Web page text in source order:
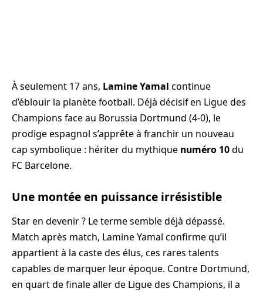
À seulement 17 ans, Lamine Yamal continue
d’éblouir la planète football. Déjà décisif en Ligue des
Champions face au Borussia Dortmund (4-0), le
prodige espagnol s’apprête à franchir un nouveau
cap symbolique : hériter du mythique numéro 10du
FC Barcelone.
Une montée en puissance irrésistible
Star en devenir ? Le terme semble déjà dépassé.
Match après match, Lamine Yamal confirme qu’il
appartient à la caste des élus, ces rares talents
capables de marquer leur époque. Contre Dortmund,
en quart de finale aller de Ligue des Champions, il a